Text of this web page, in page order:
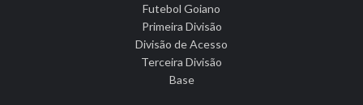
Futebol Goiano
Primeira Divisão
Divisão de Acesso
Terceira Divisão
Base